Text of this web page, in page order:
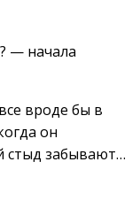
— начала
вроде бы в
он
стыд забывают…